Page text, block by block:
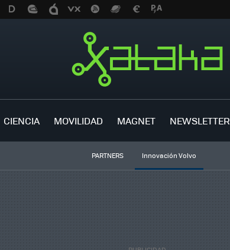
CIENCIA MOVILIDAD MAGNET NEWSLETTER
PARTNERS Innovación Volvo